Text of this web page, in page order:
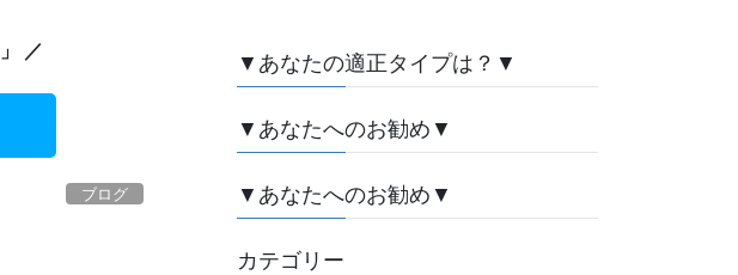
／
ブログ
▼あなたの適正タイプは？▼
▼あなたへのお勧め▼
▼あなたへのお勧め▼
カテゴリー